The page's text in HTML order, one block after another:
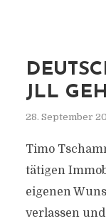
JLL
28. September
Timo
tätigen
eigenen
verlassen